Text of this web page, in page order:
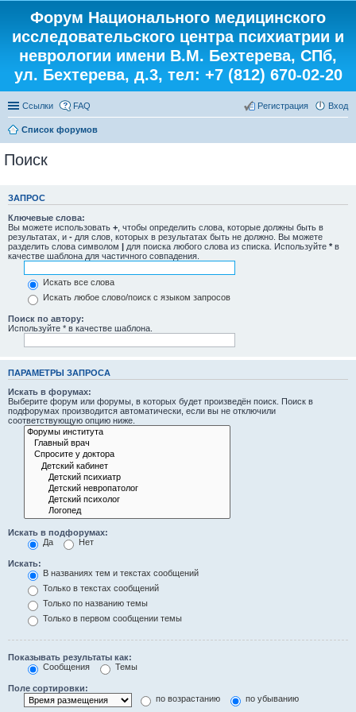
Форум Национального медицинского
исследовательского центра психиатрии и
неврологии имени В.М. Бехтерева, СПб,
ул. Бехтерева, д.3, тел: +7 (812) 670-02-20
Ссылки FAQ Вход
Регистрация
Список форумов
Поиск
ЗАПРОС
Ключевые слова:
Вы можете использовать + , чтобы определить слова, которые должны быть в
результатах, и - для слов, которых в результатах быть не должно. Вы можете
разделить слова символом | для поиска любого слова из списка. Используйте * в
качестве шаблона для частичного совпадения.
Искать все слова
Искать любое слово/поиск с языком запросов
Поиск по автору:
Используйте * в качестве шаблона.
ПАРАМЕТРЫ ЗАПРОСА
Искать в форумах:
Выберите форум или форумы, в которых будет произведён поиск. Поиск в
подфорумах производится автоматически, если вы не отключили
соответствующую опцию ниже.
Искать в подфорумах:
Да
Нет
Искать:
В названиях тем и текстах сообщений
Только в текстах сообщений
Только по названию темы
Только в первом сообщении темы
Показывать результаты как:
Сообщения
Темы
Поле сортировки:
по возрастанию
по убыванию